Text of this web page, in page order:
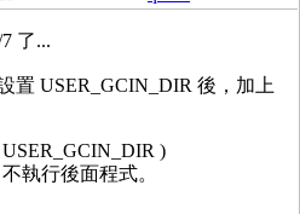
了...
置 USER_GCIN_DIR 後，加上
USER_GCIN_DIR )
執行後面程式。